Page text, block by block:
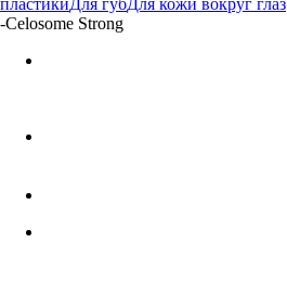
-Celosome Strong